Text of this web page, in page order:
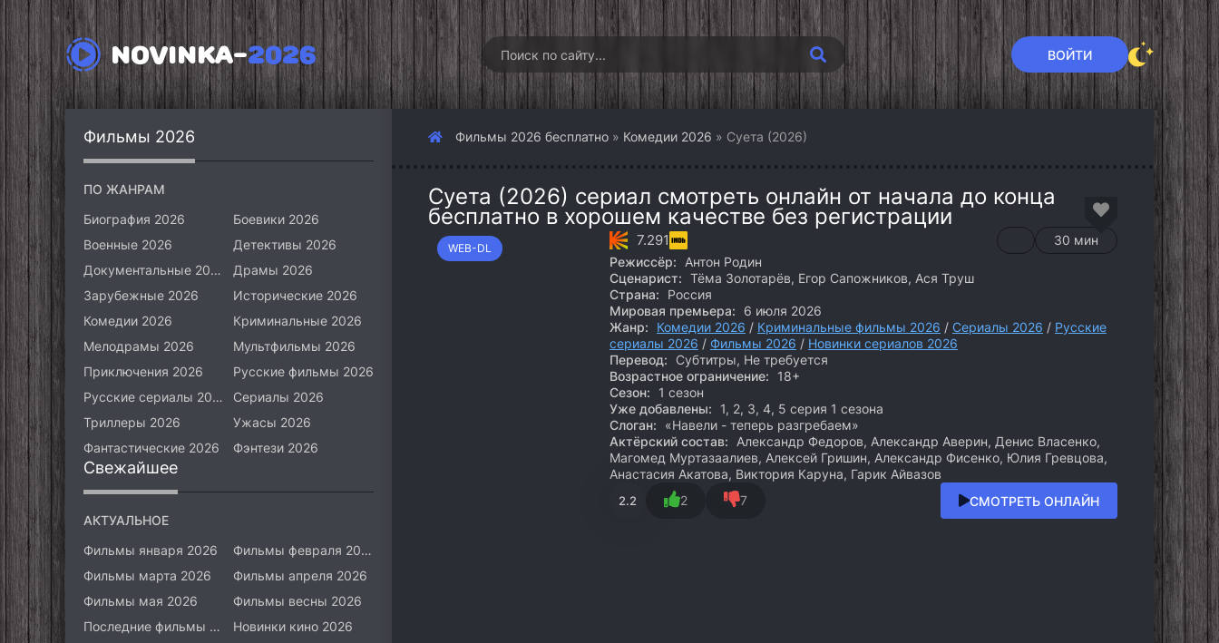
NOVINKA-2026 ВОЙТИ
Фильмы 2026 бесплатно » Комедии 2026 » Суета (2026)
Суета (2026) сериал смотреть онлайн от начала до конца
бесплатно в хорошем качестве без регистрации
WEB-DL 7.291
30 мин
Режиссёр:
Антон Родин
Сценарист: Тёма Золотарёв, Егор Сапожников, Ася Труш
Страна:
Россия
Мировая премьера:
6 июля 2026
Жанр:
Комедии 2026 / Криминальные фильмы 2026 / Сериалы 2026 / Русские
сериалы 2026 / Фильмы 2026 / Новинки сериалов 2026
Перевод:
Субтитры, Не требуется
Возрастное ограничение:
18+
Сезон:
1 сезон
Уже добавлены:
1, 2, 3, 4, 5 серия 1 сезона
Слоган:
«Навели - теперь разгребаем»
Актёрский состав:
Александр Федоров, Александр Аверин, Денис Власенко,
Магомед Муртазаалиев, Алексей Гришин, Александр Фисенко, Юлия Гревцова,
Анастасия Акатова, Виктория Каруна, Гарик Айвазов
2.2 2 7 СМОТРЕТЬ ОНЛАЙН
Фильмы 2026
ПО ЖАНРАМ
Биография 2026
Боевики 2026
Военные 2026
Детективы 2026
Документальные 2026
Драмы 2026
Зарубежные 2026
Исторические 2026
Комедии 2026
Криминальные 2026
Мелодрамы 2026
Мультфильмы 2026
Приключения 2026
Русские фильмы 2026
Русские сериалы 2026
Сериалы 2026
Триллеры 2026
Ужасы 2026
Фантастические 2026
Фэнтези 2026
Свежайшее
АКТУАЛЬНОЕ
Фильмы января 2026
Фильмы февраля 2026
Фильмы марта 2026
Фильмы апреля 2026
Фильмы мая 2026
Фильмы весны 2026
Последние фильмы 2026
Новинки кино 2026